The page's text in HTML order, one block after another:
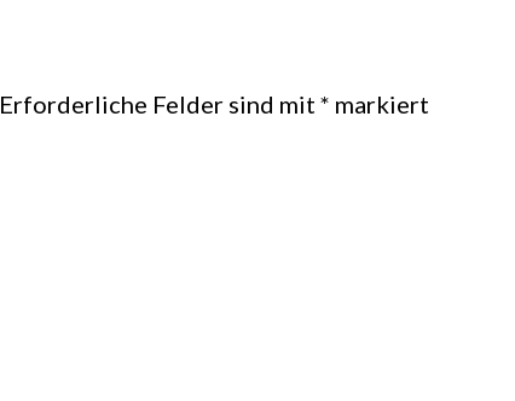
Erforderliche Felder sind mit * markiert